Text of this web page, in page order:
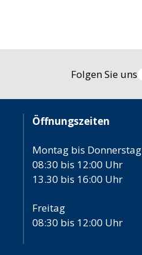
Folgen Sie uns
Öffnungszeiten
Montag bis Donnerstag
08:30 bis 12:00 Uhr
13.30 bis 16:00 Uhr
Freitag
08:30 bis 12:00 Uhr